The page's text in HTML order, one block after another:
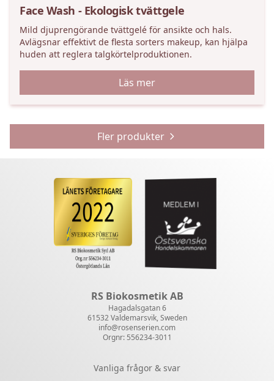
Face Wash - Ekologisk tvättgele
Mild djuprengörande tvättgelé för ansikte och hals.
Avlägsnar effektivt de flesta sorters makeup, kan hjälpa
huden att reglera talgkörtelproduktionen.
Läs mer
Fler produkter
RS Biokosmetik AB
Hagadalsgatan 6
61532 Valdemarsvik, Sweden
info@rosenserien.com
Orgnr: 556234-3011
Vanliga frågor & svar